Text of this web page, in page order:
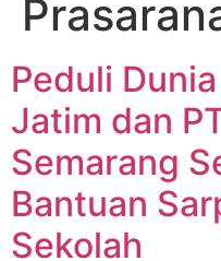
Peduli
Jatim dan
Semarang
Bantuan
Sekolah